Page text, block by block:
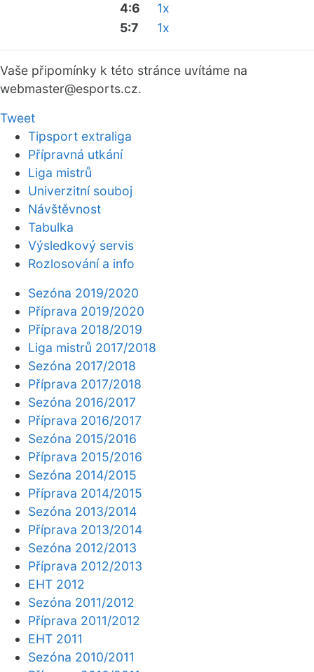
4:6
1x
5:7
1x
Vaše připomínky k této stránce uvítáme na
webmaster@esports.cz.
Tweet
Tipsport extraliga
Přípravná utkání
Liga mistrů
Univerzitní souboj
Návštěvnost
Tabulka
Výsledkový servis
Rozlosování a info
Sezóna 2019/2020
Příprava 2019/2020
Příprava 2018/2019
Liga mistrů 2017/2018
Sezóna 2017/2018
Příprava 2017/2018
Sezóna 2016/2017
Příprava 2016/2017
Sezóna 2015/2016
Příprava 2015/2016
Sezóna 2014/2015
Příprava 2014/2015
Sezóna 2013/2014
Příprava 2013/2014
Sezóna 2012/2013
Příprava 2012/2013
EHT 2012
Sezóna 2011/2012
Příprava 2011/2012
EHT 2011
Sezóna 2010/2011